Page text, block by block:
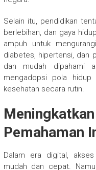
Selain itu, pendidikan
berlebihan, dan gaya
ampuh untuk
diabetes, hipertensi, dan
dan mudah dipahami
mengadopsi pola hidup
kesehatan secara rutin.
Pemahaman
Dalam era digital,
mudah dan cepat.